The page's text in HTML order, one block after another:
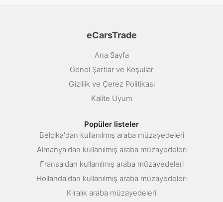
eCarsTrade
Ana Sayfa
Genel Şartlar ve Koşullar
Gizlilik ve Çerez Politikası
Kalite Uyum
Popüler listeler
Belçika'dan kullanılmış araba müzayedeleri
Almanya'dan kullanılmış araba müzayedeleri
Fransa'dan kullanılmış araba müzayedeleri
Hollanda'dan kullanılmış araba müzayedeleri
Kiralık araba müzayedeleri